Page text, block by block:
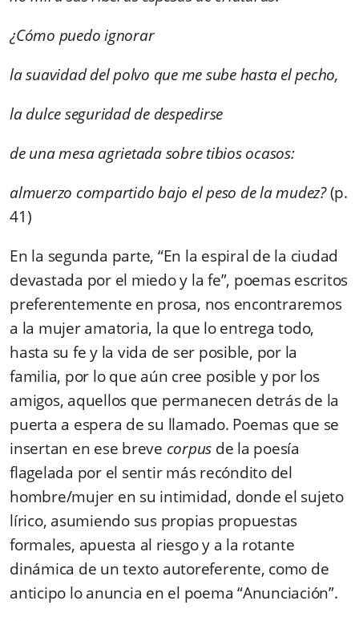
¿Cómo puedo ignorar
la suavidad del polvo que me sube hasta el pecho,
la dulce seguridad de despedirse
de una mesa agrietada sobre tibios ocasos:
almuerzo compartido bajo el peso de la mudez?(p.
41)
En la segunda parte, “En la espiral de la ciudad
devastada por el miedo y la fe”, poemas escritos
preferentemente en prosa, nos encontraremos
a la mujer amatoria, la que lo entrega todo,
hasta su fe y la vida de ser posible, por la
familia, por lo que aún cree posible y por los
amigos, aquellos que permanecen detrás de la
puerta a espera de su llamado. Poemas que se
insertan en ese breve corpus de la poesía
flagelada por el sentir más recóndito del
hombre/mujer en su intimidad, donde el sujeto
lírico, asumiendo sus propias propuestas
formales, apuesta al riesgo y a la rotante
dinámica de un texto autoreferente, como de
anticipo lo anuncia en el poema “Anunciación”.